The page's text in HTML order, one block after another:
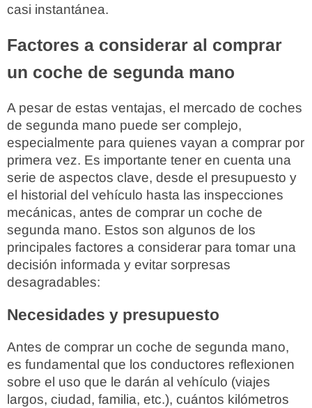
casi instantánea.
Factores a considerar al comprar
un coche de segunda mano
A pesar de estas ventajas, el mercado de coches
de segunda mano puede ser complejo,
especialmente para quienes vayan a comprar por
primera vez. Es importante tener en cuenta una
serie de aspectos clave, desde el presupuesto y
el historial del vehículo hasta las inspecciones
mecánicas, antes de comprar un coche de
segunda mano. Estos son algunos de los
principales factores a considerar para tomar una
decisión informada y evitar sorpresas
desagradables:
Necesidades y presupuesto
Antes de comprar un coche de segunda mano,
es fundamental que los conductores reflexionen
sobre el uso que le darán al vehículo (viajes
largos, ciudad, familia, etc.), cuántos kilómetros